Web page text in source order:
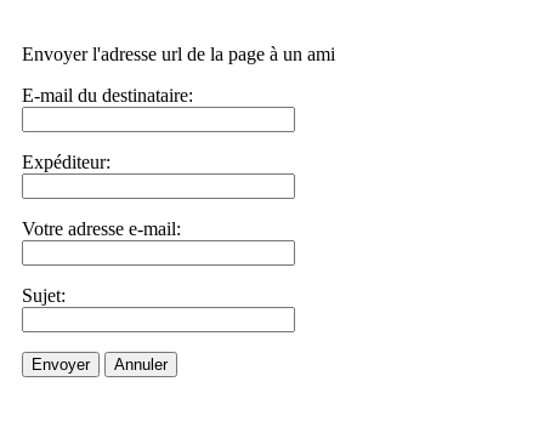
Envoyer l'adresse url de la page à un ami
E-mail du destinataire:
Expéditeur:
Votre adresse e-mail:
Sujet:
Envoyer Annuler